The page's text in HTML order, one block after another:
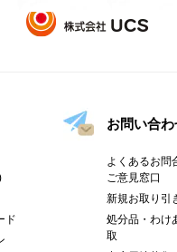
ド
お問い合わ
よくあるお問
ご意見窓口
新規お取り引
処分品・わけ
取